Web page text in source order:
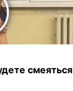
смеяться